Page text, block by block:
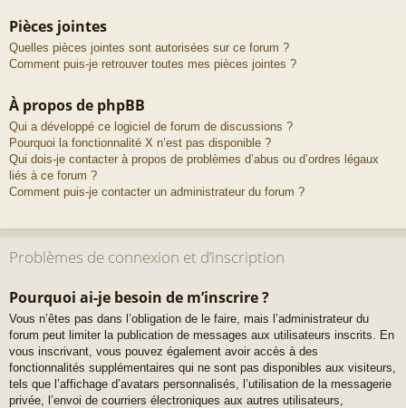
Pièces jointes
Quelles pièces jointes sont autorisées sur ce forum ?
Comment puis-je retrouver toutes mes pièces jointes ?
À propos de phpBB
Qui a développé ce logiciel de forum de discussions ?
Pourquoi la fonctionnalité X n’est pas disponible ?
Qui dois-je contacter à propos de problèmes d’abus ou d’ordres légaux
liés à ce forum ?
Comment puis-je contacter un administrateur du forum ?
Problèmes de connexion et d’inscription
Pourquoi ai-je besoin de m’inscrire ?
Vous n’êtes pas dans l’obligation de le faire, mais l’administrateur du
forum peut limiter la publication de messages aux utilisateurs inscrits. En
vous inscrivant, vous pouvez également avoir accès à des
fonctionnalités supplémentaires qui ne sont pas disponibles aux visiteurs,
tels que l’affichage d’avatars personnalisés, l’utilisation de la messagerie
privée, l’envoi de courriers électroniques aux autres utilisateurs,